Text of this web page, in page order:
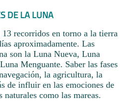
DE LA LUNA
recorridos en torno a la tierra
aproximadamente. Las
son la Luna Nueva, Luna
Menguante. Saber las fases
la agricultura, la
de influir en las emociones de
naturales como las mareas.